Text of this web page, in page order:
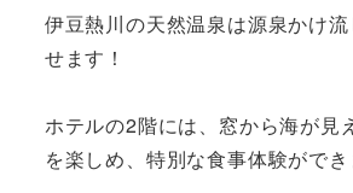
伊豆熱川の天然温泉は源泉かけ
せます！
ホテルの2階には、窓から海が見
を楽しめ、特別な食事体験ができ